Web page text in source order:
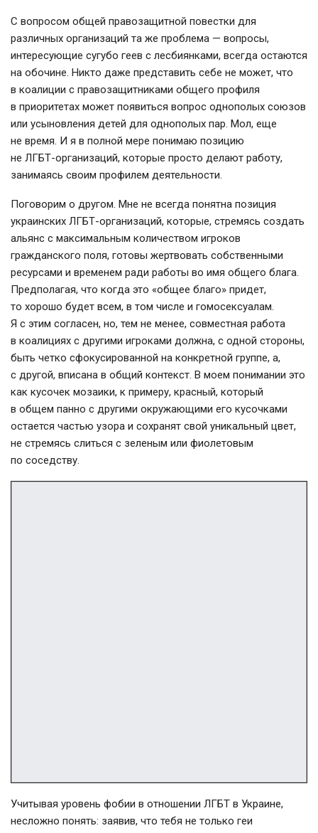
С вопросом общей правозащитной повестки для
различных организаций та же проблема — вопросы,
интересующие сугубо геев с лесбиянками, всегда остаются
на обочине. Никто даже представить себе не может, что
в коалиции с правозащитниками общего профиля
в приоритетах может появиться вопрос однополых союзов
или усыновления детей для однополых пар. Мол, еще
не время. И я в полной мере понимаю позицию
не ЛГБТ-организаций, которые просто делают работу,
занимаясь своим профилем деятельности.
Поговорим о другом. Мне не всегда понятна позиция
украинских ЛГБТ-организаций, которые, стремясь создать
альянс с максимальным количеством игроков
гражданского поля, готовы жертвовать собственными
ресурсами и временем ради работы во имя общего блага.
Предполагая, что когда это «общее благо» придет,
то хорошо будет всем, в том числе и гомосексуалам.
Я с этим согласен, но, тем не менее, совместная работа
в коалициях с другими игроками должна, с одной стороны,
быть четко сфокусированной на конкретной группе, а,
с другой, вписана в общий контекст. В моем понимании это
как кусочек мозаики, к примеру, красный, который
в общем панно с другими окружающими его кусочками
остается частью узора и сохранят свой уникальный цвет,
не стремясь слиться с зеленым или фиолетовым
по соседству.
Учитывая уровень фобии в отношении ЛГБТ в Украине,
несложно понять: заявив, что тебя не только геи